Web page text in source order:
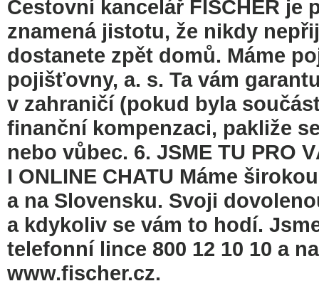
Cestovní kancelář FISCHER
znamená jistotu, že nikdy
dostanete zpět domů. Máme
pojišťovny, a. s. Ta vám
v zahraničí (pokud byla
finanční kompenzaci, pakliže
nebo vůbec. 6. JSME TU PRO
I ONLINE CHATU Máme
a na Slovensku. Svoji
a kdykoliv se vám to hodí.
telefonní lince 800 12 10 10 a
www.fischer.cz.